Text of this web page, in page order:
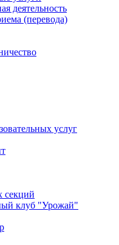
деятельность
(перевода)
услуг
секций
клуб "Урожай"